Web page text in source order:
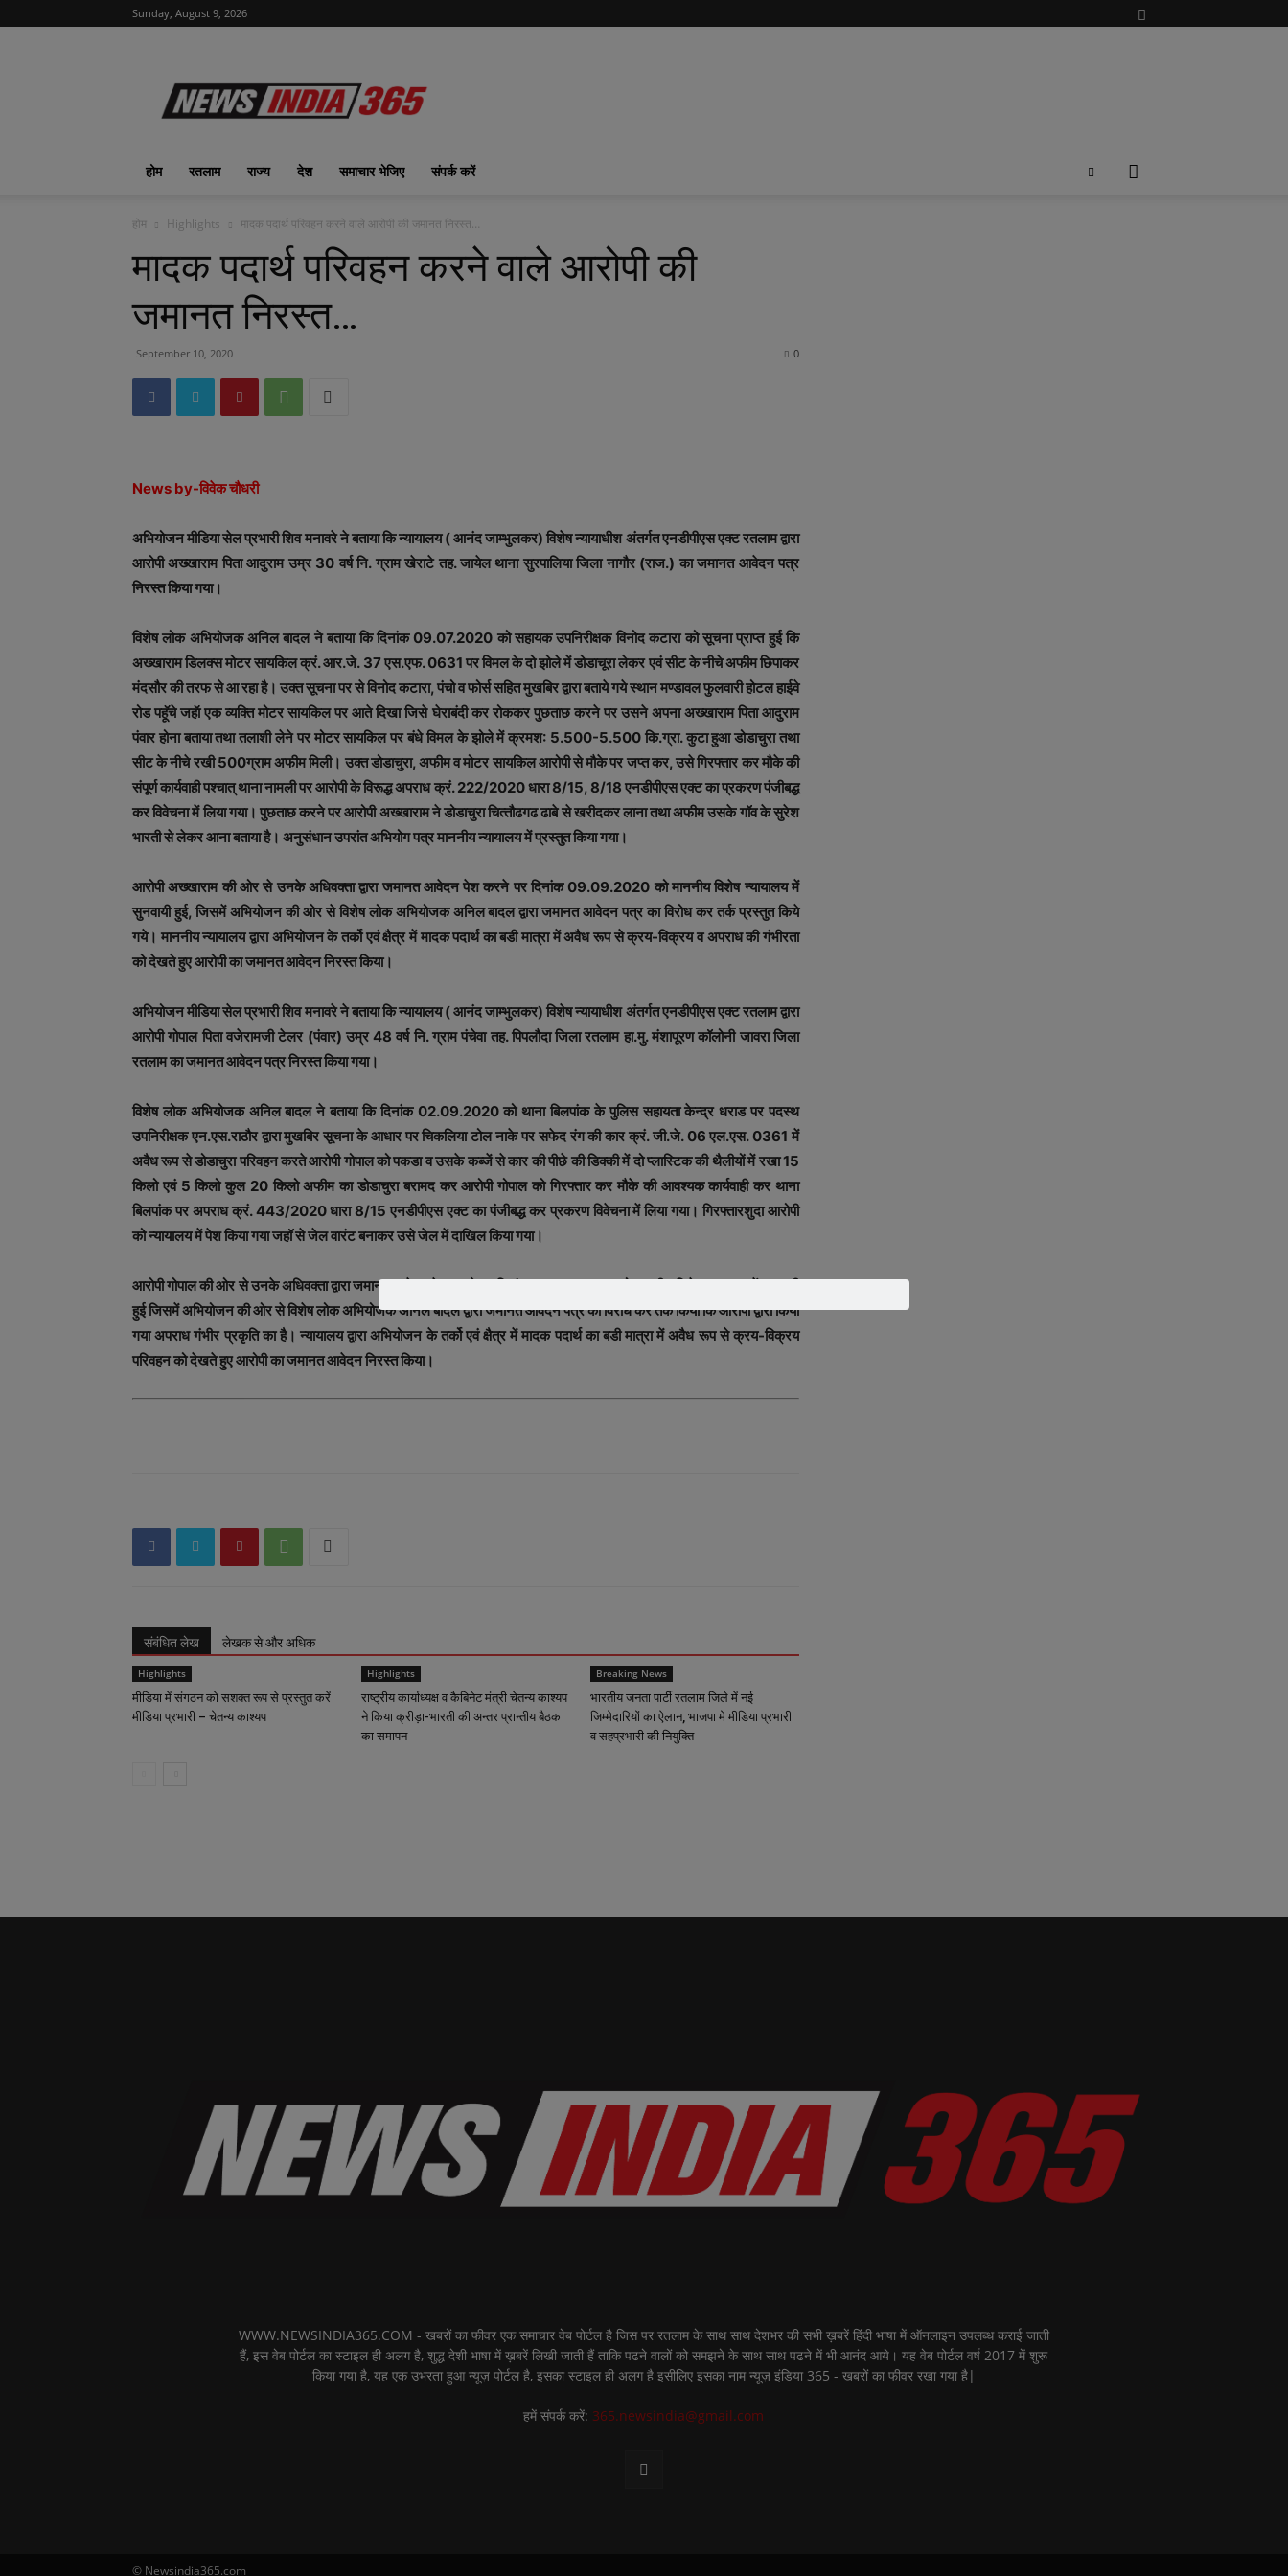
Sunday, August 9, 2026
India
365
|
का
फीवर
होम रतलाम राज्य देश समाचार भेजिए संपर्क करें
होम Highlights मादक पदार्थ परिवहन करने वाले आरोपी की जमानत निरस्‍त…
मादक पदार्थ परिवहन करने वाले आरोपी की
जमानत निरस्‍त…
September 10, 2020 0
News by-विवेक चौधरी
अभियोजन मीडिया सेल प्रभारी शिव मनावरे ने बताया कि न्‍यायालय ( आनंद जाम्‍भुलकर) विशेष न्‍यायाधीश अंतर्गत एनडीपीएस एक्‍ट रतलाम द्वारा
आरोपी अख्खाराम पिता आदुराम उम्र 30 वर्ष नि. ग्राम खेराटे तह. जायेल थाना सुरपालिया जिला नागौर (राज.) का जमानत आवेदन पत्र
निरस्‍त किया गया।
विशेष लोक अभियोजक अनिल बादल ने बताया कि दिनांक 09.07.2020 को सहायक उपनिरीक्षक विनोद कटारा को सूचना प्राप्‍त हुई कि
अख्खाराम डिलक्‍स मोटर सायकिल क्रं. आर.जे. 37 एस.एफ. 0631 पर विमल के दो झोले में डोडाचूरा लेकर एवं सीट के नीचे अफीम छिपाकर
मंदसौर की तरफ से आ रहा है। उक्‍त सूचना पर से विनोद कटारा, पंचो व फोर्स सहित मुखबिर द्वारा बताये गये स्‍थान मण्‍डावल फुलवारी होटल हाईवे
रोड पहॅूचे जहॅा एक व्‍यक्ति मोटर सायकिल पर आते दिखा जिसे घेराबंदी कर रोककर पुछताछ करने पर उसने अपना अख्खाराम पिता आदुराम
पंवार होना बताया तथा तलाशी लेने पर मोटर सायकिल पर बंधे विमल के झोले में क्रमश: 5.500-5.500 कि.ग्रा. कुटा हुआ डोडाचुरा तथा
सीट के नीचे रखी 500ग्राम अफीम मिली। उक्‍त डोडाचुरा, अफीम व मोटर सायकिल आरोपी से मौके पर जप्‍त कर, उसे गिरफ्तार कर मौके की
संपूर्ण कार्यवाही पश्‍चात् थाना नामली पर आरोपी के विरूद्ध अपराध क्रं. 222/2020 धारा 8/15, 8/18 एनडीपीएस एक्‍ट का प्रकरण पंजीबद्ध
कर विवेचना में लिया गया। पुछताछ करने पर आरोपी अख्‍खाराम ने डोडाचुरा चित्‍तौढगढ ढाबे से खरीदकर लाना तथा अफीम उसके गॉव के सुरेश
भारती से लेकर आना बताया है। अनुसंधान उपरांत अभियोग पत्र माननीय न्‍यायालय में प्रस्‍तुत किया गया।
आरोपी अख्‍खाराम की ओर से उनके अधिवक्‍ता द्वारा जमानत आवेदन पेश करने पर दिनांक 09.09.2020 को माननीय विशेष न्‍यायालय में
सुनवायी हुई, जिसमें अभियोजन की ओर से विशेष लोक अभियोजक अनिल बादल द्वारा जमानत आवेदन पत्र का विरोध कर तर्क प्रस्‍तुत किये
गये। माननीय न्‍यायालय द्वारा अभियोजन के तर्को एवं क्षैत्र में मादक पदार्थ का बडी मात्रा में अवैध रूप से क्रय-विक्रय व अपराध की गंभीरता
को देखते हुए आरोपी का जमानत आवेदन निरस्‍त किया।
अभियोजन मीडिया सेल प्रभारी शिव मनावरे ने बताया कि न्‍यायालय ( आनंद जाम्‍भुलकर) विशेष न्‍यायाधीश अंतर्गत एनडीपीएस एक्‍ट रतलाम द्वारा
आरोपी गोपाल पिता वजेरामजी टेलर (पंवार) उम्र 48 वर्ष नि. ग्राम पंचेवा तह. पिपलौदा जिला रतलाम हा.मु. मंशापूरण कॉलोनी जावरा जिला
रतलाम का जमानत आवेदन पत्र निरस्‍त किया गया।
विशेष लोक अभियोजक अनिल बादल ने बताया कि दिनांक 02.09.2020 को थाना बिलपांक के पुलिस सहायता केन्‍द्र धराड पर पदस्‍थ
उपनिरीक्षक एन.एस.राठौर द्वारा मुखबिर सूचना के आधार पर चिकलिया टोल नाके पर सफेद रंग की कार क्रं. जी.जे. 06 एल.एस. 0361 में
अवैध रूप से डोडाचुरा परिवहन करते आरोपी गोपाल को पकडा व उसके कब्‍जें से कार की पीछे की डिक्‍की में दो प्‍लास्टिक की थैलीयों में रखा 15
किलो एवं 5 किलो कुल 20 किलो अफीम का डोडाचुरा बरामद कर आरोपी गोपाल को गिरफ्तार कर मौके की आवश्‍यक कार्यवाही कर थाना
बिलपांक पर अपराध क्रं. 443/2020 धारा 8/15 एनडीपीएस एक्‍ट का पंजीबद्ध कर प्रकरण विवेचना में लिया गया। गिरफ्तारशुदा आरोपी
को न्‍यायालय में पेश किया गया जहॉ से जेल वारंट बनाकर उसे जेल में दाखिल किया गया।
आरोपी गोपाल की ओर से उनके अधिवक्‍ता द्वारा जमानत आवेदन पेश करने पर दिनांक 09.09.2020 को माननीय विशेष न्‍यायालय में सुनवायी
हुई जिसमें अभियोजन की ओर से विशेष लोक अभियोजक अनिल बादल द्वारा जमानत आवेदन पत्र का विरोध कर तर्क किया कि आरोपी द्वारा किेया
गया अपराध गंभीर प्रकृति का है। न्‍यायालय द्वारा अभियोजन के तर्को एवं क्षैत्र में मादक पदार्थ का बडी मात्रा में अवैध रूप से क्रय-विक्रय
परिवहन को देखते हुए आरोपी का जमानत आवेदन निरस्‍त किया।
संबंधित लेख लेखक से और अधिक
Highlights
मीडिया में संगठन को सशक्त रूप से प्रस्तुत करें
मीडिया प्रभारी – चेतन्य काश्यप
Highlights
राष्ट्रीय कार्याध्यक्ष व कैबिनेट मंत्री चेतन्य काश्यप
ने किया क्रीड़ा-भारती की अन्तर प्रान्तीय बैठक
का समापन
Breaking News
भारतीय जनता पार्टी रतलाम जिले में नई
जिम्मेदारियों का ऐलान, भाजपा मे मीडिया प्रभारी
व सहप्रभारी की नियुक्ति
WWW.NEWSINDIA365.COM - खबरों का फीवर एक समाचार वेब पोर्टल है जिस पर रतलाम के साथ साथ देशभर की सभी ख़बरें हिंदी भाषा में ऑनलाइन उपलब्ध कराई जाती
हैं, इस वेब पोर्टल का स्टाइल ही अलग है, शुद्ध देशी भाषा में ख़बरें लिखी जाती हैं ताकि पढने वालों को समझने के साथ साथ पढने में भी आनंद आये। यह वेब पोर्टल वर्ष 2017 में शुरू
किया गया है, यह एक उभरता हुआ न्यूज़ पोर्टल है, इसका स्टाइल ही अलग है इसीलिए इसका नाम न्यूज़ इंडिया 365 - खबरों का फीवर रखा गया है|
हमें संपर्क करें: 365.newsindia@gmail.com
© Newsindia365.com